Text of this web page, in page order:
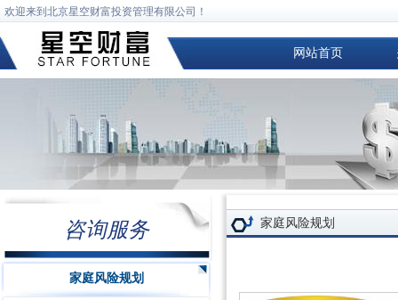
欢迎来到北京星空财富投资管理有限公司！
网站首页
咨询服务
家庭风险规划
家庭风险规划